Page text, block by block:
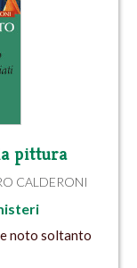
pittura
CALDERONI
noto soltanto